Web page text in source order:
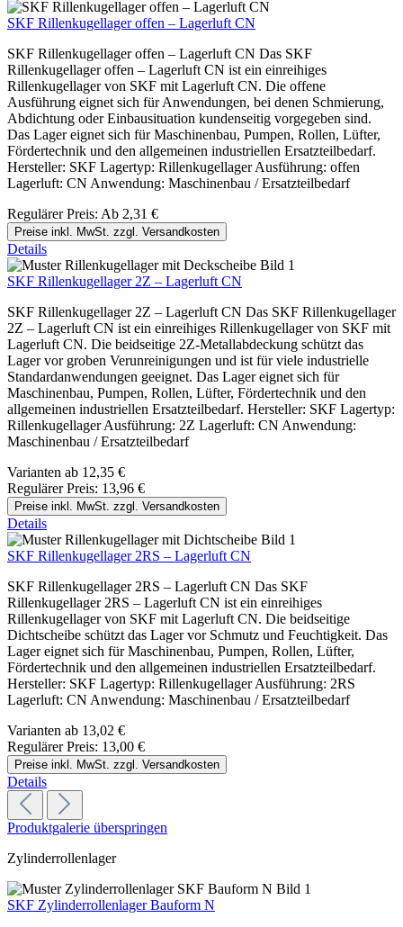
SKF Rillenkugellager offen – Lagerluft CN
SKF Rillenkugellager offen – Lagerluft CN Das SKF
Rillenkugellager offen – Lagerluft CN ist ein einreihiges
Rillenkugellager von SKF mit Lagerluft CN. Die offene
Ausführung eignet sich für Anwendungen, bei denen Schmierung,
Abdichtung oder Einbausituation kundenseitig vorgegeben sind.
Das Lager eignet sich für Maschinenbau, Pumpen, Rollen, Lüfter,
Fördertechnik und den allgemeinen industriellen Ersatzteilbedarf.
Hersteller: SKF Lagertyp: Rillenkugellager Ausführung: offen
Lagerluft: CN Anwendung: Maschinenbau / Ersatzteilbedarf
Regulärer Preis: Ab 2,31 €
Preise inkl. MwSt. zzgl. Versandkosten
Details
SKF Rillenkugellager 2Z – Lagerluft CN
SKF Rillenkugellager 2Z – Lagerluft CN Das SKF Rillenkugellager
2Z – Lagerluft CN ist ein einreihiges Rillenkugellager von SKF mit
Lagerluft CN. Die beidseitige 2Z-Metallabdeckung schützt das
Lager vor groben Verunreinigungen und ist für viele industrielle
Standardanwendungen geeignet. Das Lager eignet sich für
Maschinenbau, Pumpen, Rollen, Lüfter, Fördertechnik und den
allgemeinen industriellen Ersatzteilbedarf. Hersteller: SKF Lagertyp:
Rillenkugellager Ausführung: 2Z Lagerluft: CN Anwendung:
Maschinenbau / Ersatzteilbedarf
Varianten ab 12,35 €
Regulärer Preis: 13,96 €
Preise inkl. MwSt. zzgl. Versandkosten
Details
SKF Rillenkugellager 2RS – Lagerluft CN
SKF Rillenkugellager 2RS – Lagerluft CN Das SKF
Rillenkugellager 2RS – Lagerluft CN ist ein einreihiges
Rillenkugellager von SKF mit Lagerluft CN. Die beidseitige
Dichtscheibe schützt das Lager vor Schmutz und Feuchtigkeit. Das
Lager eignet sich für Maschinenbau, Pumpen, Rollen, Lüfter,
Fördertechnik und den allgemeinen industriellen Ersatzteilbedarf.
Hersteller: SKF Lagertyp: Rillenkugellager Ausführung: 2RS
Lagerluft: CN Anwendung: Maschinenbau / Ersatzteilbedarf
Varianten ab 13,02 €
Regulärer Preis: 13,00 €
Preise inkl. MwSt. zzgl. Versandkosten
Details
Produktgalerie überspringen
Zylinderrollenlager
SKF Zylinderrollenlager Bauform N